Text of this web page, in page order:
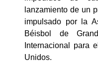
lanzamiento de un
impulsado por la
Béisbol de
Internacional para
Unidos.